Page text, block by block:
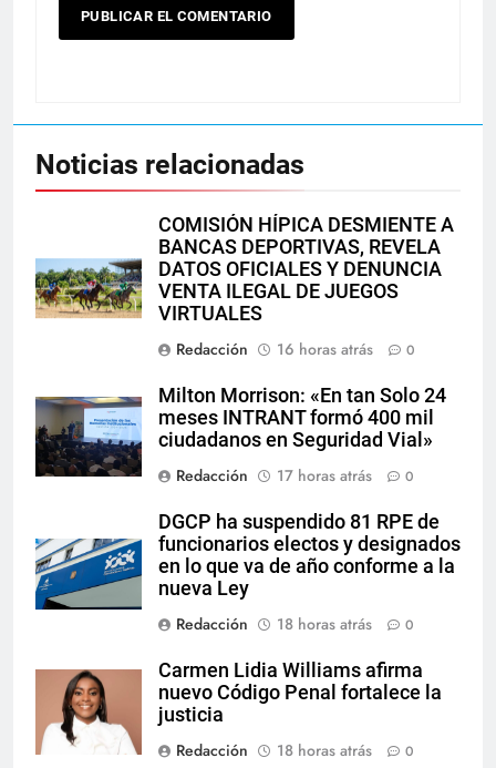
Noticias relacionadas
COMISIÓN HÍPICA DESMIENTE A
BANCAS DEPORTIVAS, REVELA
DATOS OFICIALES Y DENUNCIA
VENTA ILEGAL DE JUEGOS
VIRTUALES
Redacción
16 horas atrás 0
Milton Morrison: «En tan Solo 24
meses INTRANT formó 400 mil
ciudadanos en Seguridad Vial»
Redacción
17 horas atrás 0
DGCP ha suspendido 81 RPE de
funcionarios electos y designados
en lo que va de año conforme a la
nueva Ley
Redacción
18 horas atrás 0
Carmen Lidia Williams afirma
nuevo Código Penal fortalece la
justicia
Redacción
18 horas atrás 0